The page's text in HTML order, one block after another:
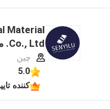
Material
Co., Ltd. مشخصات سازنده
چین
5.0
کننده